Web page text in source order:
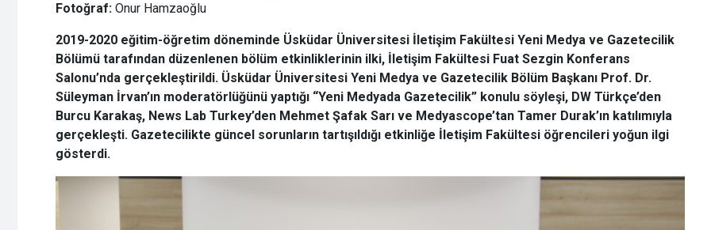
Fotoğraf: Onur Hamzaoğlu
2019-2020 eğitim-öğretim döneminde Üsküdar Üniversitesi İletişim Fakültesi Yeni Medya ve Gazetecilik
Bölümü tarafından düzenlenen bölüm etkinliklerinin ilki, İletişim Fakültesi Fuat Sezgin Konferans
Salonu’nda gerçekleştirildi. Üsküdar Üniversitesi Yeni Medya ve Gazetecilik Bölüm Başkanı Prof. Dr.
Süleyman İrvan’ın moderatörlüğünü yaptığı “Yeni Medyada Gazetecilik” konulu söyleşi, DW Türkçe’den
Burcu Karakaş, News Lab Turkey’den Mehmet Şafak Sarı ve Medyascope’tan Tamer Durak’ın katılımıyla
gerçekleşti. Gazetecilikte güncel sorunların tartışıldığı etkinliğe İletişim Fakültesi öğrencileri yoğun ilgi
gösterdi.